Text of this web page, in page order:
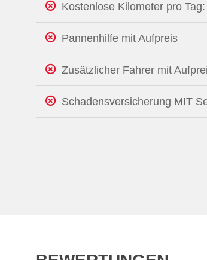
Kostenlose Kilometer pro
Pannenhilfe mit Aufpreis
Zusätzlicher Fahrer mit
Schadensversicherung MIT